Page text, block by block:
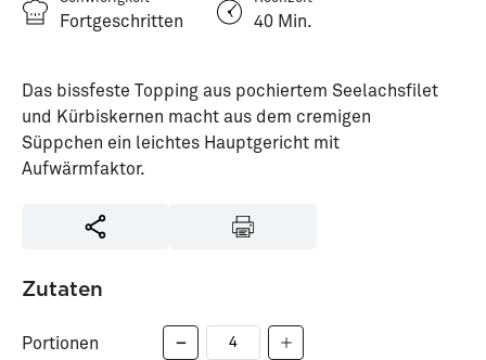
Fortgeschritten 40 Min.
Das bissfeste Topping aus pochiertem Seelachsfilet
und Kürbiskernen macht aus dem cremigen
Süppchen ein leichtes Hauptgericht mit
Aufwärmfaktor.
Zutaten
Portionen